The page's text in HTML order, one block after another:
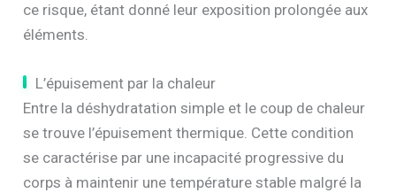
ce risque, étant donné leur exposition prolongée aux
éléments.
L’épuisement par la chaleur
Entre la déshydratation simple et le coup de chaleur
se trouve l’épuisement thermique. Cette condition
se caractérise par une incapacité progressive du
corps à maintenir une température stable malgré la